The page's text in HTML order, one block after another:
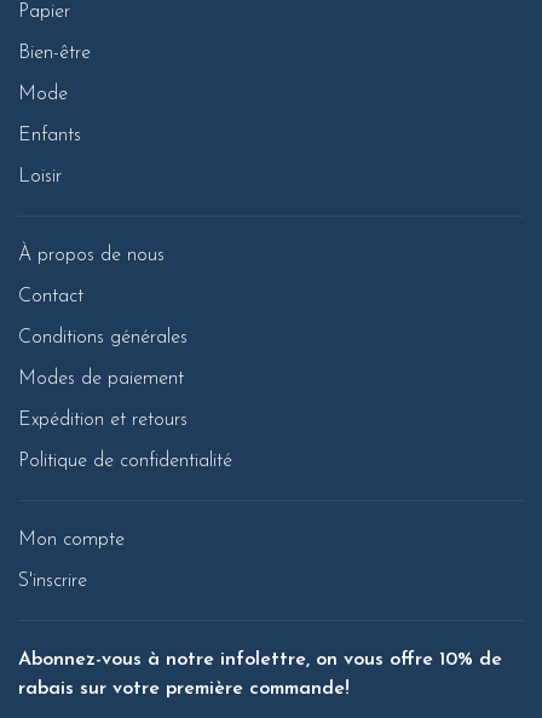
Papier
Bien-être
Mode
Enfants
Loisir
À propos de nous
Contact
Conditions générales
Modes de paiement
Expédition et retours
Politique de confidentialité
Mon compte
S'inscrire
Abonnez-vous à notre infolettre, on vous offre 10% de
rabais sur votre première commande!